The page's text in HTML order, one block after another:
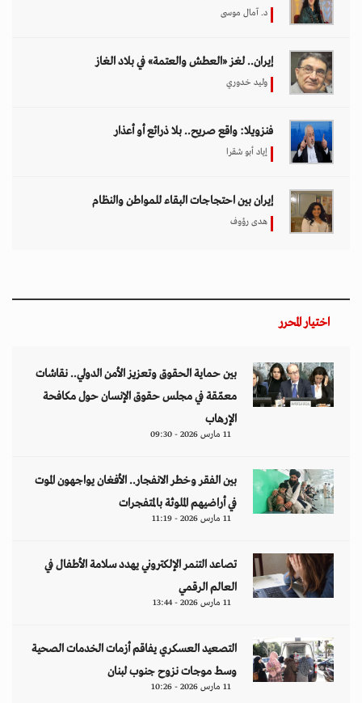
د. آمال موسى
إيران.. لغز «العطش والعتمة» في بلاد الغاز
وليد خدوري
فنزويلا: واقع صريح.. بلا ذرائع أو أعذار
إياد أبو شقرا
إيران بين احتجاجات البقاء للمواطن والنظام
هدى رؤوف
اختيار المحرر
بين حماية الحقوق وتعزيز الأمن الدولي.. نقاشات
معمّقة في مجلس حقوق الإنسان حول مكافحة
الإرهاب
11 مارس 2026 - 09:30
بين الفقر وخطر الانفجار.. الأفغان يواجهون الموت
في أراضيهم الملوثة بالمتفجرات
11 مارس 2026 - 11:19
تصاعد التنمر الإلكتروني يهدد سلامة الأطفال في
العالم الرقمي
11 مارس 2026 - 13:44
التصعيد العسكري يفاقم أزمات الخدمات الصحية
وسط موجات نزوح جنوب لبنان
11 مارس 2026 - 10:26